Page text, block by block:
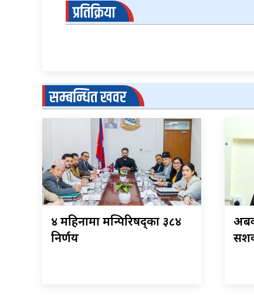
प्रतिक्रिया
सम्बन्धित खवर
४ महिनामा मन्त्रिपरिषद्का ३८४
निर्णय